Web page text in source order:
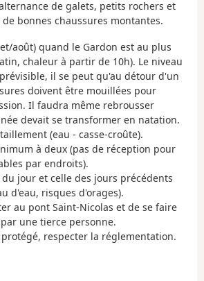
de galets, petits rochers et
bonnes chaussures montantes.
août) quand le Gardon est au plus
chaleur à partir de 10h). Le niveau
il se peut qu'au détour d'un
doivent être mouillées pour
Il faudra même rebrousser
devait se transformer en natation.
(eau - casse-croûte).
à deux (pas de réception pour
par endroits).
du jour et celle des jours précédents
d'eau, risques d'orages).
au pont Saint-Nicolas et de se faire
une tierce personne.
respecter la réglementation.